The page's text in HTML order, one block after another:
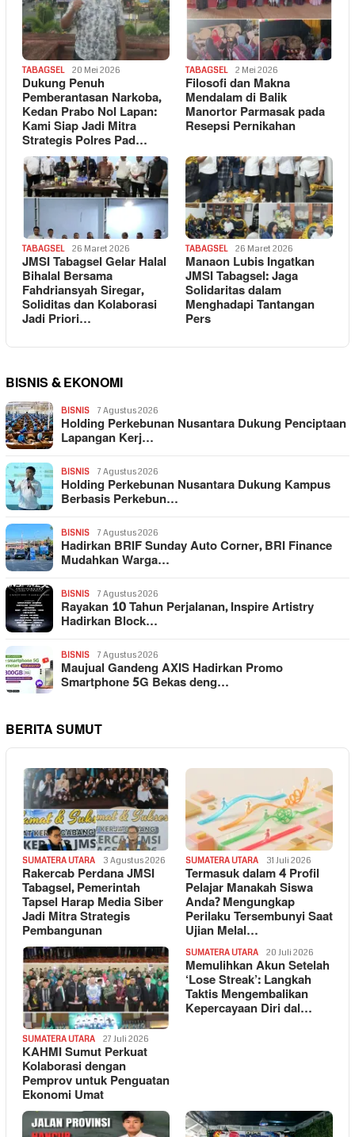
TABAGSEL 20 Mei 2026
Dukung Penuh
Pemberantasan Narkoba,
Kedan Prabo Nol Lapan:
Kami Siap Jadi Mitra
Strategis Polres Pad…
TABAGSEL 2 Mei 2026
Filosofi dan Makna
Mendalam di Balik
Manortor Parmasak pada
Resepsi Pernikahan
TABAGSEL 26 Maret 2026
JMSI Tabagsel Gelar Halal
Bihalal Bersama
Fahdriansyah Siregar,
Soliditas dan Kolaborasi
Jadi Priori…
TABAGSEL 26 Maret 2026
Manaon Lubis Ingatkan
JMSI Tabagsel: Jaga
Solidaritas dalam
Menghadapi Tantangan
Pers
BISNIS & EKONOMI
BISNIS 7 Agustus 2026
Holding Perkebunan Nusantara Dukung Penciptaan
Lapangan Kerj…
BISNIS 7 Agustus 2026
Holding Perkebunan Nusantara Dukung Kampus
Berbasis Perkebun…
BISNIS 7 Agustus 2026
Hadirkan BRIF Sunday Auto Corner, BRI Finance
Mudahkan Warga…
BISNIS 7 Agustus 2026
Rayakan 10 Tahun Perjalanan, Inspire Artistry
Hadirkan Block…
BISNIS 7 Agustus 2026
Maujual Gandeng AXIS Hadirkan Promo
Smartphone 5G Bekas deng…
BERITA SUMUT
SUMATERA UTARA 3 Agustus 2026
Rakercab Perdana JMSI
Tabagsel, Pemerintah
Tapsel Harap Media Siber
Jadi Mitra Strategis
Pembangunan
SUMATERA UTARA 31 Juli 2026
Termasuk dalam 4 Profil
Pelajar Manakah Siswa
Anda? Mengungkap
Perilaku Tersembunyi Saat
Ujian Melal…
SUMATERA UTARA 27 Juli 2026
KAHMI Sumut Perkuat
Kolaborasi dengan
Pemprov untuk Penguatan
Ekonomi Umat
SUMATERA UTARA 20 Juli 2026
Memulihkan Akun Setelah
‘Lose Streak’: Langkah
Taktis Mengembalikan
Kepercayaan Diri dal…